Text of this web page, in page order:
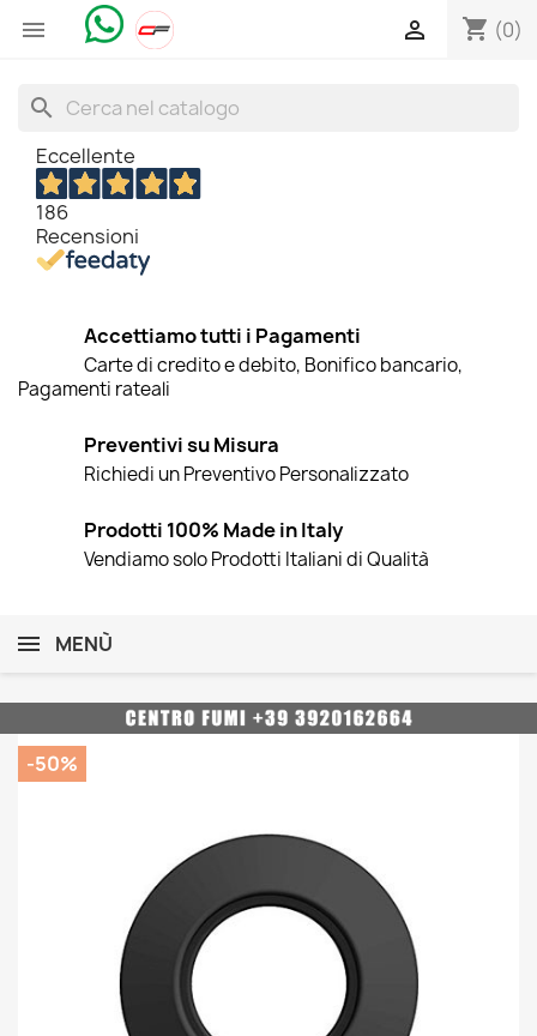
 shopping_cart (0)

search
Eccellente
186
Recensioni
Accettiamo tutti i Pagamenti
Carte di credito e debito, Bonifico bancario,
Pagamenti rateali
Preventivi su Misura
Richiedi un Preventivo Personalizzato
Prodotti 100% Made in Italy
Vendiamo solo Prodotti Italiani di Qualità
MENÙ
-50%